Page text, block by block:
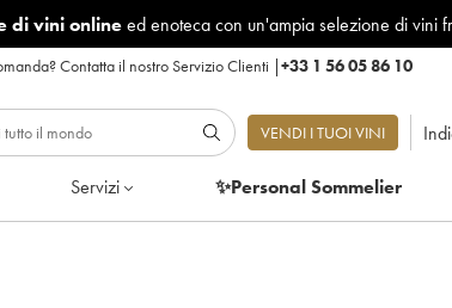
di vini onlineed enoteca con un'ampia selezione di vini
Contatta il nostro Servizio Clienti |+33 1 56 05 86 10
VENDI I TUOI VINI
Servizi ✨Personal Sommelier